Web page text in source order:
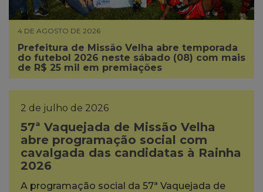
4 DE AGOSTO DE 2026
Prefeitura de Missão Velha abre temporada
do futebol 2026 neste sábado (08) com mais
de R$ 25 mil em premiações
2 de julho de 2026
57ª Vaquejada de Missão Velha
abre programação social com
cavalgada das candidatas à Rainha
2026
A programação social da 57ª Vaquejada de